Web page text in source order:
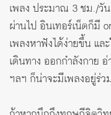
เพลง ประมาณ 3 ชม./วัน
ผ่านไป อินเทอร์เน็ตก็มี
เพลงหาฟังได้ง่ายขึ้น แล
เดินทาง ออกกำลังกาย
ฯลฯ ก็น่าจะมีเพลงอยู่ร่